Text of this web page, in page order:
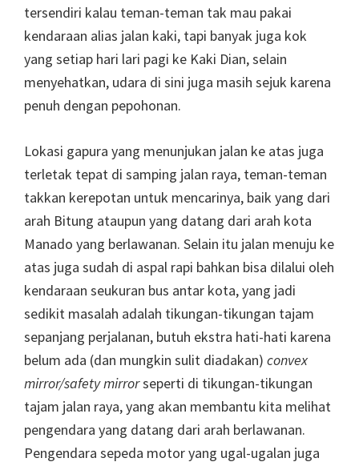
tersendiri kalau teman-teman tak mau pakai
kendaraan alias jalan kaki, tapi banyak juga kok
yang setiap hari lari pagi ke Kaki Dian, selain
menyehatkan, udara di sini juga masih sejuk karena
penuh dengan pepohonan.
Lokasi gapura yang menunjukan jalan ke atas juga
terletak tepat di samping jalan raya, teman-teman
takkan kerepotan untuk mencarinya, baik yang dari
arah Bitung ataupun yang datang dari arah kota
Manado yang berlawanan. Selain itu jalan menuju ke
atas juga sudah di aspal rapi bahkan bisa dilalui oleh
kendaraan seukuran bus antar kota, yang jadi
sedikit masalah adalah tikungan-tikungan tajam
sepanjang perjalanan, butuh ekstra hati-hati karena
belum ada (dan mungkin sulit diadakan) convex
mirror/safety mirrorseperti di tikungan-tikungan
tajam jalan raya, yang akan membantu kita melihat
pengendara yang datang dari arah berlawanan.
Pengendara sepeda motor yang ugal-ugalan juga